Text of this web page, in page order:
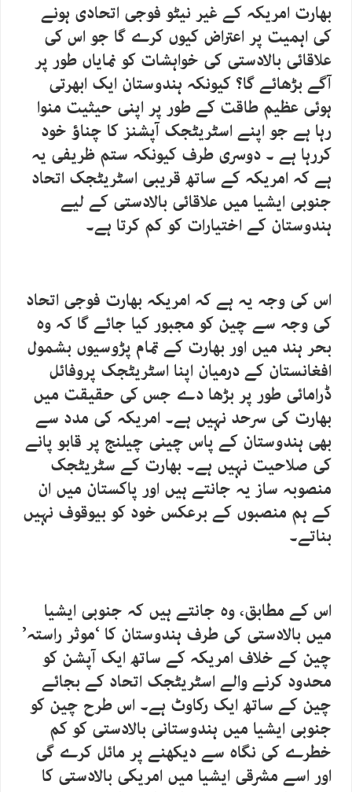
بھارت امریکہ کے غیر نیٹو فوجی اتحادی ہونے
کی اہمیت پر اعتراض کیوں کرے گا جو اس کی
علاقائی بالادستی کی خواہشات کو نمایاں طور پر
آگے بڑھائے گا؟ کیونکہ ہندوستان ایک ابھرتی
ہوئی عظیم طاقت کے طور پر اپنی حیثیت منوا
رہا ہے جو اپنے اسٹریٹجک آپشنز کا چناؤ خود
کررہا ہے ۔ دوسری طرف کیونکہ ستم ظریفی یہ
ہے کہ امریکہ کے ساتھ قریبی اسٹریٹجک اتحاد
جنوبی ایشیا میں علاقائی بالادستی کے لیے
ہندوستان کے اختیارات کو کم کرتا ہے۔
اس کی وجہ یہ ہے کہ امریکہ بھارت فوجی اتحاد
کی وجہ سے چین کو مجبور کیا جائے گا کہ وہ
بحر ہند میں اور بھارت کے تمام پڑوسیوں بشمول
افغانستان کے درمیان اپنا اسٹریٹجک پروفائل
ڈرامائی طور پر بڑھا دے جس کی حقیقت میں
بھارت کی سرحد نہیں ہے۔ امریکہ کی مدد سے
بھی ہندوستان کے پاس چینی چیلنج پر قابو پانے
کی صلاحیت نہیں ہے۔ بھارت کے سٹریٹجک
منصوبہ ساز یہ جانتے ہیں اور پاکستان میں ان
کے ہم منصبوں کے برعکس خود کو بیوقوف نہیں
بناتے۔
اس کے مطابق، وہ جانتے ہیں کہ جنوبی ایشیا
میں بالادستی کی طرف ہندوستان کا ‘موثر راستہ’
چین کے خلاف امریکہ کے ساتھ ایک آپشن کو
محدود کرنے والے اسٹریٹجک اتحاد کے بجائے
چین کے ساتھ ایک رکاوٹ ہے۔ اس طرح چین کو
جنوبی ایشیا میں ہندوستانی بالادستی کو کم
خطرے کی نگاہ سے دیکھنے پر مائل کرے گی
اور اسے مشرقی ایشیا میں امریکی بالادستی کا